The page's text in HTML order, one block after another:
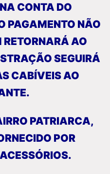
CONTA DO
PAGAMENTO NÃO
RETORNARÁ AO
SEGUIRÁ
CABÍVEIS AO
PATRIARCA,
POR